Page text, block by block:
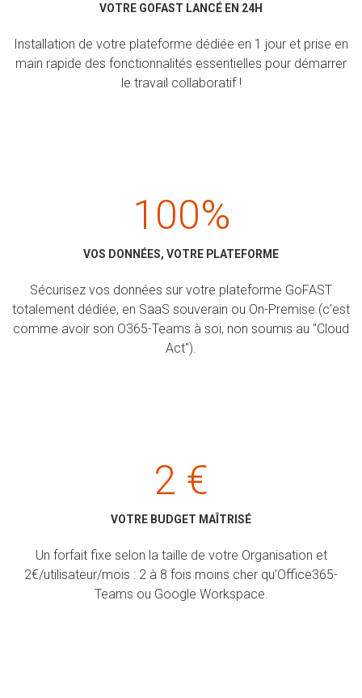
VOTRE GOFAST LANCÉ EN 24H
Installation de votre plateforme dédiée en 1 jour et prise en
main rapide des fonctionnalités essentielles pour démarrer
le travail collaboratif !
100%
VOS DONNÉES, VOTRE PLATEFORME
Sécurisez vos données sur votre plateforme GoFAST
totalement dédiée, en SaaS souverain ou On-Premise (c’est
comme avoir son O365-Teams à soi, non soumis au "Cloud
Act").
2 €
VOTRE BUDGET MAÎTRISÉ
Un forfait fixe selon la taille de votre Organisation et
2€/utilisateur/mois : 2 à 8 fois moins cher qu’Office365-
Teams ou Google Workspace.